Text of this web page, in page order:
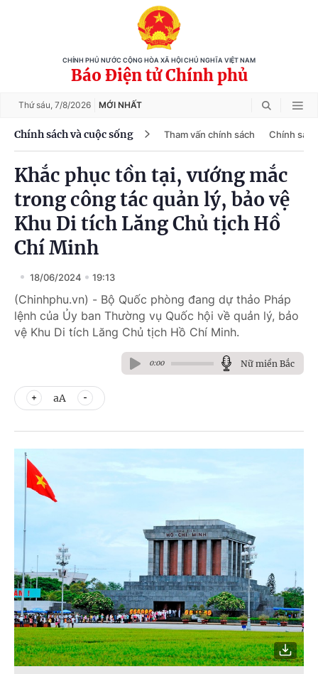
CHÍNH PHỦ NƯỚC CỘNG HÒA XÃ HỘI CHỦ NGHĨA VIỆT NAM
Báo Điện tử Chính phủ
Thứ sáu, 7/8/2026 MỚI NHẤT
Chính sách và cuộc sống Tham vấn chính sách Chính
Khắc phục tồn tại, vướng mắc
trong công tác quản lý, bảo vệ
Khu Di tích Lăng Chủ tịch Hồ
Chí Minh
18/06/2024 19:13
(Chinhphu.vn) - Bộ Quốc phòng đang dự thảo Pháp
lệnh của Ủy ban Thường vụ Quốc hội về quản lý, bảo
vệ Khu Di tích Lăng Chủ tịch Hồ Chí Minh.
0:00 Nữ miền Bắc
aA